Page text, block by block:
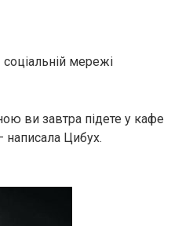
мережі
ви завтра підете у кафе
написала Цибух.